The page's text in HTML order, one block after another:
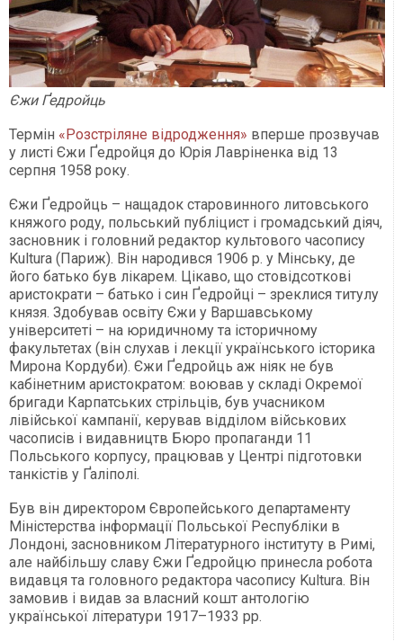
Єжи Ґедройць
Термін «Розстріляне відродження» вперше прозвучав
у листі Єжи Ґедройця до Юрія Лавріненка від 13
серпня 1958 року.
Єжи Ґедройць – нащадок старовинного литовського
княжого роду, польський публіцист і громадський діяч,
засновник і головний редактор культового часопису
Kultura (Париж). Він народився 1906 р. у Мінську, де
його батько був лікарем. Цікаво, що стовідсоткові
аристократи – батько і син Ґедройці – зреклися титулу
князя. Здобував освіту Єжи у Варшавському
університеті – на юридичному та історичному
факультетах (він слухав і лекції українського історика
Мирона Кордуби). Єжи Ґедройць аж ніяк не був
кабінетним аристократом: воював у складі Окремої
бригади Карпатських стрільців, був учасником
лівійської кампанії, керував відділом військових
часописів і видавництв Бюро пропаганди 11
Польського корпусу, працював у Центрі підготовки
танкістів у Ґаліполі.
Був він директором Європейського департаменту
Міністерства інформації Польської Республіки в
Лондоні, засновником Літературного інституту в Римі,
але найбільшу славу Єжи Ґедройцю принесла робота
видавця та головного редактора часопису Kultura. Він
замовив і видав за власний кошт антологію
української літератури 1917–1933 рр.